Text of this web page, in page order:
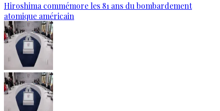
Hiroshima commémore les 81 ans du bombardement
atomique américain